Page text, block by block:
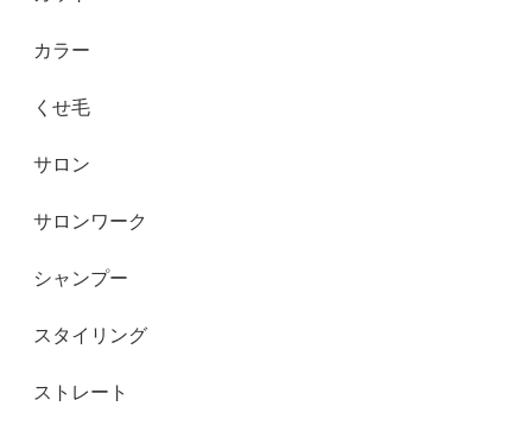
カラー
くせ毛
サロン
サロンワーク
シャンプー
スタイリング
ストレート